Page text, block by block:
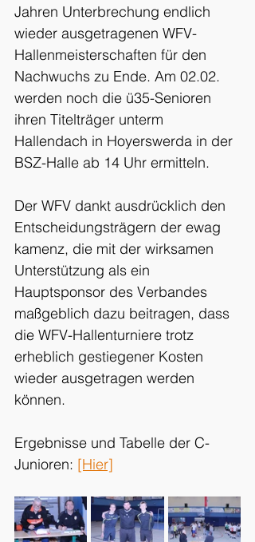
Jahren Unterbrechung endlich
wieder ausgetragenen WFV-
Hallenmeisterschaften für den
Nachwuchs zu Ende. Am 02.02.
werden noch die ü35-Senioren
ihren Titelträger unterm
Hallendach in Hoyerswerda in der
BSZ-Halle ab 14 Uhr ermitteln.
Der WFV dankt ausdrücklich den
Entscheidungsträgern der ewag
kamenz, die mit der wirksamen
Unterstützung als ein
Hauptsponsor des Verbandes
maßgeblich dazu beitragen, dass
die WFV-Hallenturniere trotz
erheblich gestiegener Kosten
wieder ausgetragen werden
können.
Ergebnisse und Tabelle der C-
Junioren: [Hier]